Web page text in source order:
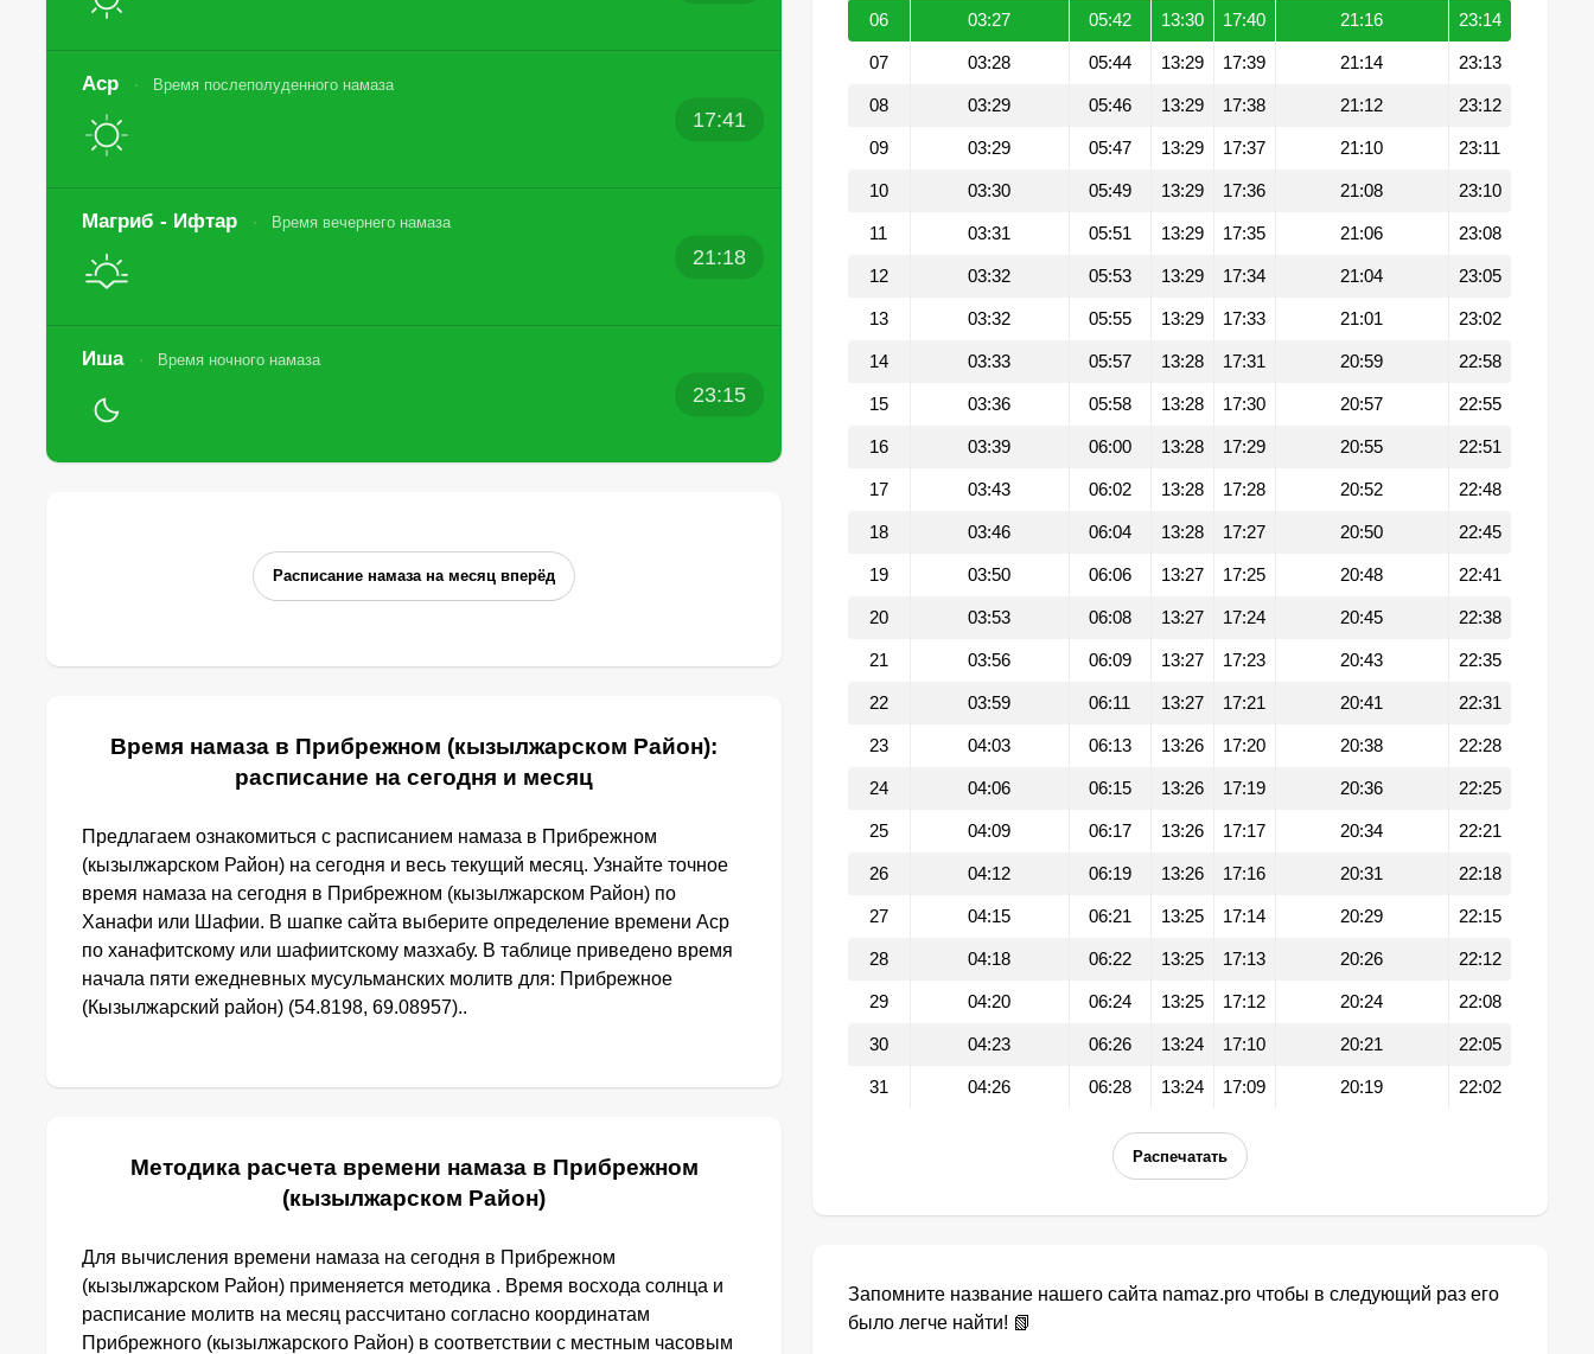
Аср Время послеполуденного намаза
17:41
Магриб - Ифтар Время вечернего намаза
21:18
Иша Время ночного намаза
23:15
Расписание намаза на месяц вперёд
Время намаза в Прибрежном (кызылжарском Район):
расписание на сегодня и месяц
Предлагаем ознакомиться с расписанием намаза в Прибрежном
(кызылжарском Район) на сегодня и весь текущий месяц. Узнайте точное
время намаза на сегодня в Прибрежном (кызылжарском Район) по
Ханафи или Шафии. В шапке сайта выберите определение времени Аср
по ханафитскому или шафиитскому мазхабу. В таблице приведено время
начала пяти ежедневных мусульманских молитв для: Прибрежное
(Кызылжарский район) (54.8198, 69.08957)..
Методика расчета времени намаза в Прибрежном
(кызылжарском Район)
Для вычисления времени намаза на сегодня в Прибрежном
(кызылжарском Район) применяется методика . Время восхода солнца и
расписание молитв на месяц рассчитано согласно координатам
Прибрежного (кызылжарского Район) в соответствии с местным часовым
06 03:27 05:42 13:30 17:40 21:16 23:14
07 03:28 05:44 13:29 17:39 21:14 23:13
08 03:29 05:46 13:29 17:38 21:12 23:12
09 03:29 05:47 13:29 17:37 21:10 23:11
10 03:30 05:49 13:29 17:36 21:08 23:10
11 03:31 05:51 13:29 17:35 21:06 23:08
12 03:32 05:53 13:29 17:34 21:04 23:05
13 03:32 05:55 13:29 17:33 21:01 23:02
14 03:33 05:57 13:28 17:31 20:59 22:58
15 03:36 05:58 13:28 17:30 20:57 22:55
16 03:39 06:00 13:28 17:29 20:55 22:51
17 03:43 06:02 13:28 17:28 20:52 22:48
18 03:46 06:04 13:28 17:27 20:50 22:45
19 03:50 06:06 13:27 17:25 20:48 22:41
20 03:53 06:08 13:27 17:24 20:45 22:38
21 03:56 06:09 13:27 17:23 20:43 22:35
22 03:59 06:11 13:27 17:21 20:41 22:31
23 04:03 06:13 13:26 17:20 20:38 22:28
24 04:06 06:15 13:26 17:19 20:36 22:25
25 04:09 06:17 13:26 17:17 20:34 22:21
26 04:12 06:19 13:26 17:16 20:31 22:18
27 04:15 06:21 13:25 17:14 20:29 22:15
28 04:18 06:22 13:25 17:13 20:26 22:12
29 04:20 06:24 13:25 17:12 20:24 22:08
30 04:23 06:26 13:24 17:10 20:21 22:05
31 04:26 06:28 13:24 17:09 20:19 22:02
Распечатать
Запомните название нашего сайта namaz.pro чтобы в следующий раз его
было легче найти! 📗